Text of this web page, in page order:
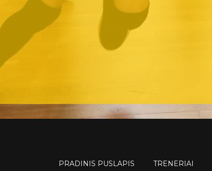
PRADINIS PUSLAPIS TRENERIAI